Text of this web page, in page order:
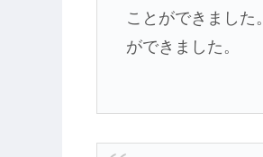
ことができました
ができました。